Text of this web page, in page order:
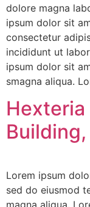
dolore magna
ipsum dolor sit
consectetur
incididunt ut
ipsum dolor sit
smagna aliqua.
Lorem ipsum
sed do eiusmod